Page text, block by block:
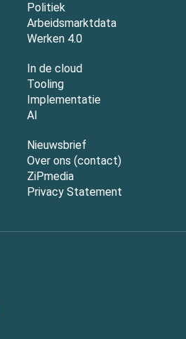
Politiek
Arbeidsmarktdata
Werken 4.0
In de cloud
Tooling
Implementatie
AI
Nieuwsbrief
Over ons (contact)
ZiPmedia
Privacy Statement